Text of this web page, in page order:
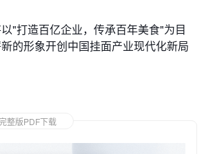
"打造百亿企业，传承百年美食"为目
的形象开创中国挂面产业现代化新局
整版PDF下载